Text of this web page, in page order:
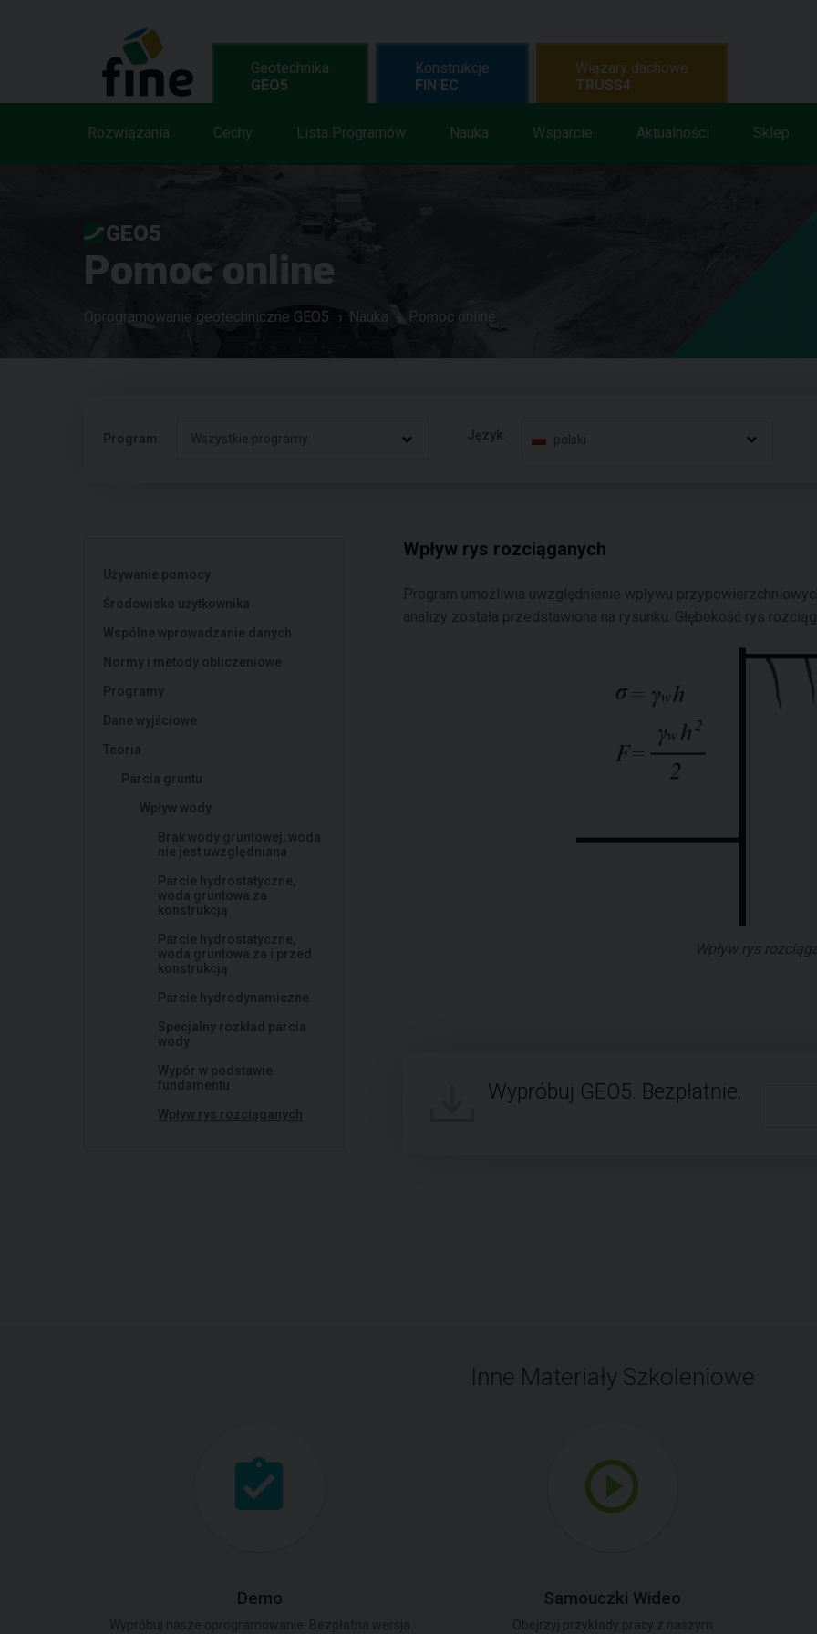
Geotechnika
GEO5
Rozwiązania Cechy Lista Programów Nauka Wsparcie Aktualności Sklep
Konstrukcje
FIN EC
Wiązary dachowe
TRUSS4
GEO5
Pomoc online
Oprogramowanie geotechniczne GEO5 Nauka Pomoc online
Program: Wszystkie programy Język: polski
Używanie pomocy
Środowisko użytkownika
Wspólne wprowadzanie danych
Normy i metody obliczeniowe
Programy
Dane wyjściowe
Teoria
Parcia gruntu
Wpływ wody
Brak wody gruntowej, woda
nie jest uwzględniana
Parcie hydrostatyczne,
woda gruntowa za
konstrukcją
Parcie hydrostatyczne,
woda gruntowa za i przed
konstrukcją
Parcie hydrodynamiczne
Specjalny rozkład parcia
wody
Wypór w podstawie
fundamentu
Wpływ rys rozciąganych
Wpływ rys rozciąganych
Program umożliwia uwzględnienie wpływu
analizy została przedstawiona na rysunku. Głębokość rys
Wpływ rys
Wypróbuj GEO5. Bezpłatnie.
Inne Materiały Szkoleniowe
Demo Samouczki Wideo